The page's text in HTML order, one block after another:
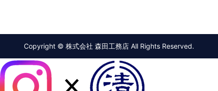
Copyright © 株式会社 森田工務店 All Rights Reserved.